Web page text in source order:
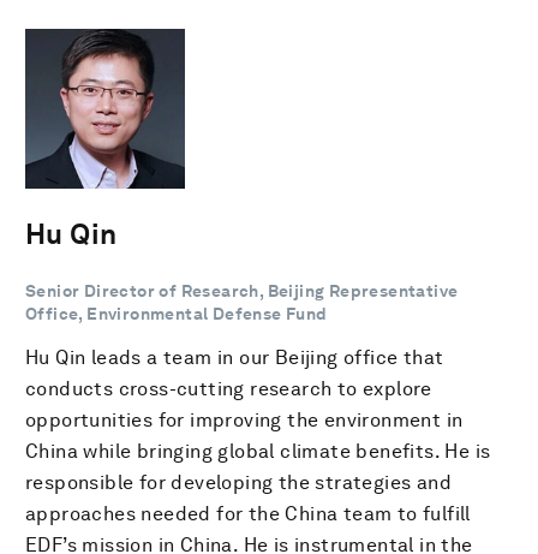
Hu Qin
Senior Director of Research, Beijing Representative
Office, Environmental Defense Fund
Hu Qin leads a team in our Beijing office that
conducts cross-cutting research to explore
opportunities for improving the environment in
China while bringing global climate benefits. He is
responsible for developing the strategies and
approaches needed for the China team to fulfill
EDF’s mission in China. He is instrumental in the